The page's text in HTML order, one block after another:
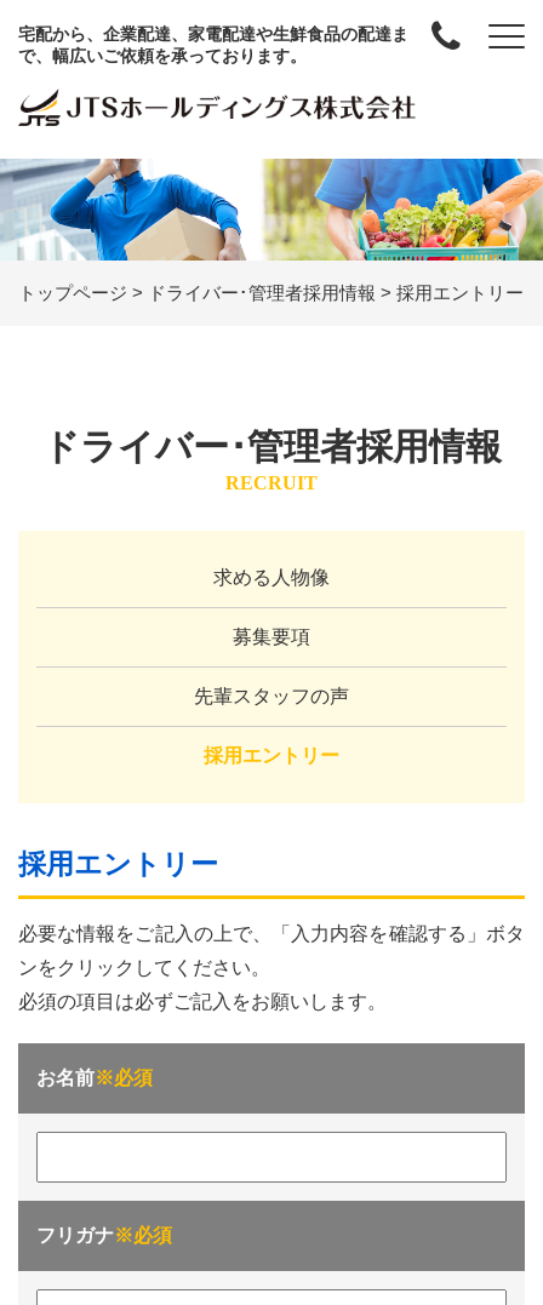
宅配から、企業配達、家電配達や生鮮食品の配達ま
で、幅広いご依頼を承っております。
トップページ > ドライバー･管理者採用情報 > 採用エントリー
ドライバー･管理者採用情報
RECRUIT
求める人物像
募集要項
先輩スタッフの声
採用エントリー
採用エントリー
必要な情報をご記入の上で、「入力内容を確認する」ボタ
ンをクリックしてください。
必須の項目は必ずご記入をお願いします。
お名前※必須
フリガナ※必須